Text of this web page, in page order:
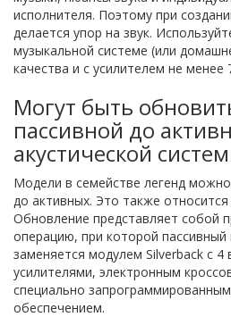
исполнителя. Поэтому при
делается упор на звук.
музыкальной системе (или
качества и с усилителем не менее
Могут быть
пассивной до
акустической
Модели в семействе легенд
до активных. Это также относится
Обновление представляет собой
операцию, при которой пассивный
заменяется модулем Silverback с 4
усилителями, электронным
специально
обеспечением.